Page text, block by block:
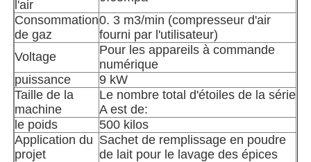
l'air
Consommation
de gaz
0. 3 m3/min (compresseur d'air
fourni par l'utilisateur)
Voltage
Pour les appareils à commande
numérique
puissance
9 kW
Taille de la
machine
Le nombre total d'étoiles de la série
A est de:
le poids
500 kilos
Application du
projet
Sachet de remplissage en poudre
de lait pour le lavage des épices